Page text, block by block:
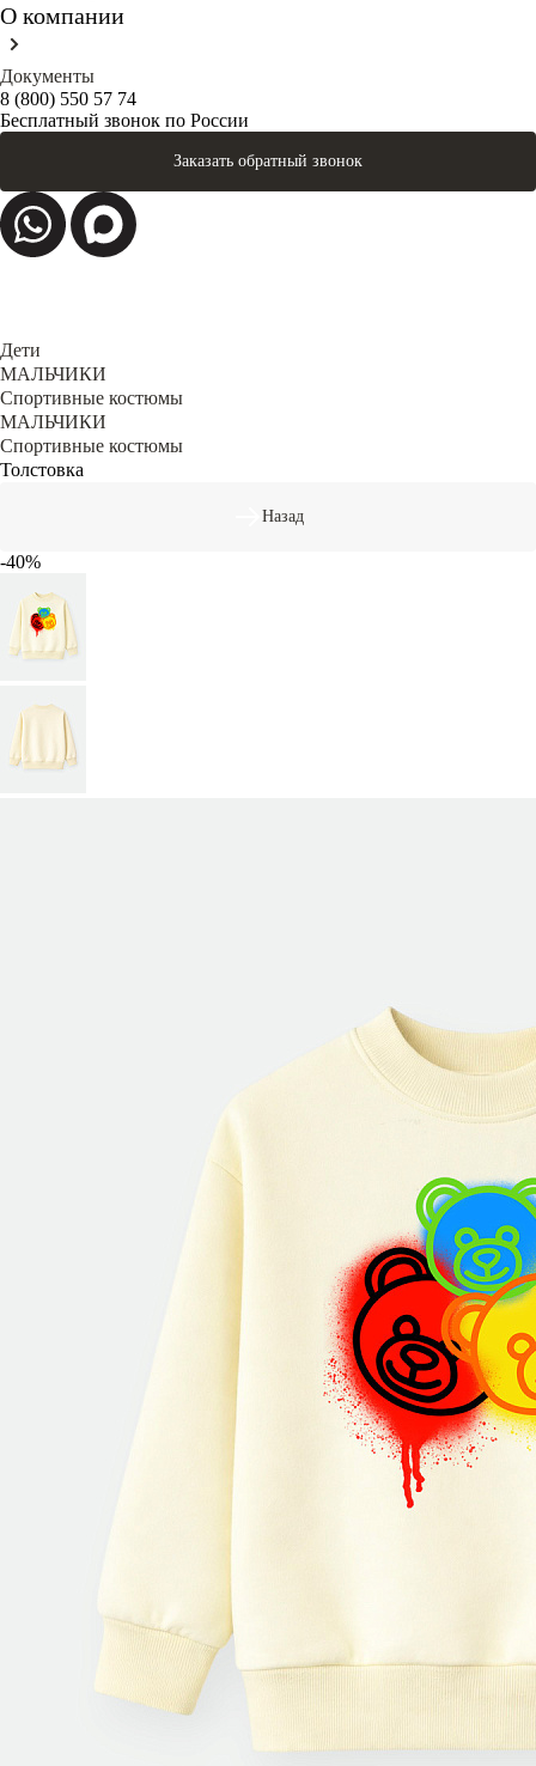
О компании
Документы
8 (800) 550 57 74
Бесплатный звонок по России
Заказать обратный звонок
Дети
МАЛЬЧИКИ
Спортивные костюмы
МАЛЬЧИКИ
Спортивные костюмы
Толстовка
Назад
-40%